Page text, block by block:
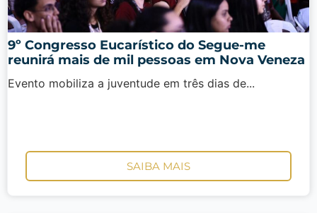
9º Congresso Eucarístico do Segue-me
reunirá mais de mil pessoas em Nova Veneza
Evento mobiliza a juventude em três dias de...
SAIBA MAIS